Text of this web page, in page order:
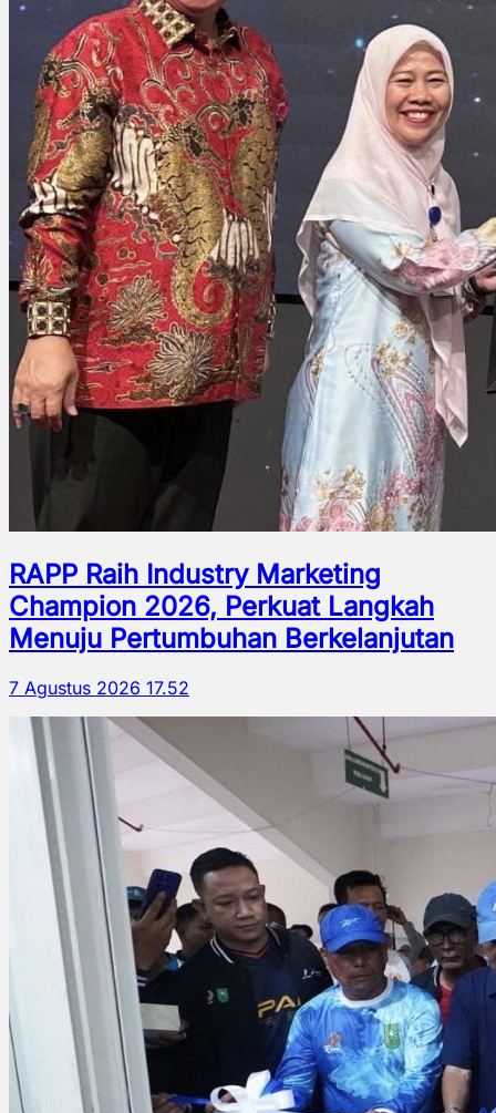
RAPP Raih Industry Marketing
Champion 2026, Perkuat Langkah
Menuju Pertumbuhan Berkelanjutan
7 Agustus 2026 17.52